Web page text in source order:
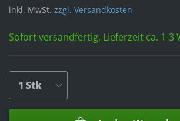
inkl. MwSt. zzgl. Versandkosten
Sofort versandfertig, Lieferzeit ca. 1-3